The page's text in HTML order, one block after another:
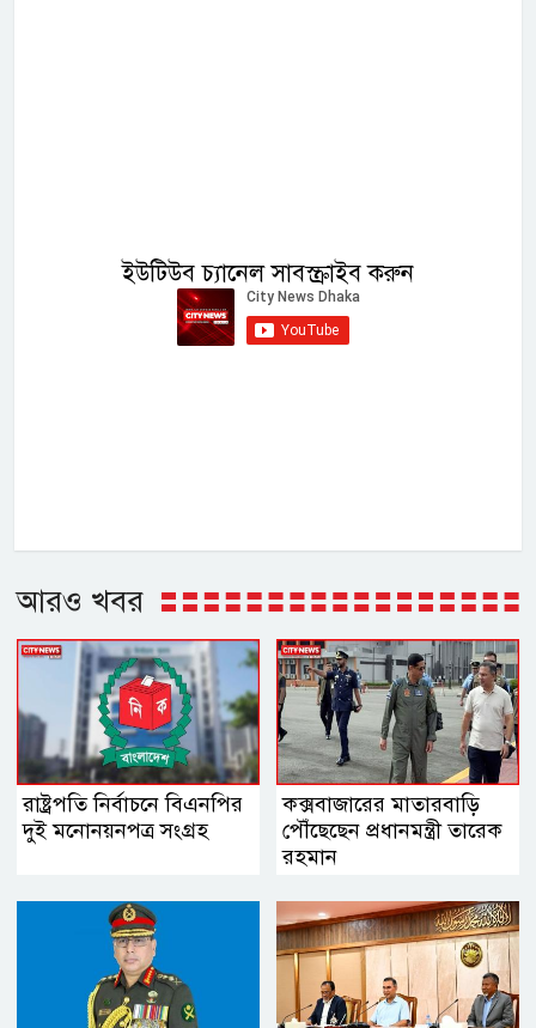
ইউটিউব চ্যানেল সাবস্ক্রাইব করুন
আরও খবর
রাষ্ট্রপতি নির্বাচনে বিএনপির
দুই মনোনয়নপত্র সংগ্রহ
কক্সবাজারের মাতারবাড়ি
পৌঁছেছেন প্রধানমন্ত্রী তারেক
রহমান